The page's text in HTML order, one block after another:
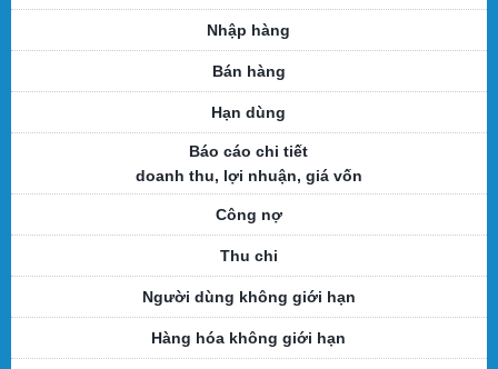
Nhập hàng
Bán hàng
Hạn dùng
Báo cáo chi tiết
doanh thu, lợi nhuận, giá vốn
Công nợ
Thu chi
Người dùng không giới hạn
Hàng hóa không giới hạn